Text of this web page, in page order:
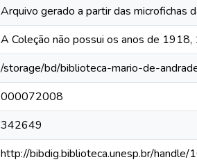
Arquivo gerado a partir das microfichas
A Coleção não possui os anos de
/storage/bd/biblioteca-mario-de-
000072008
342649
http://bibdig.biblioteca.unesp.br/handle/